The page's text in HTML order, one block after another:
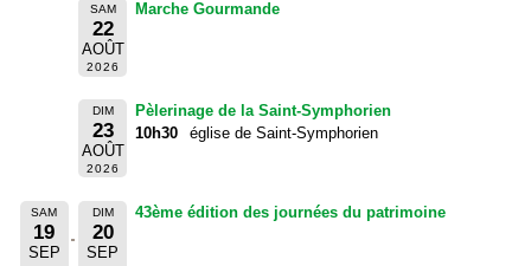
SAM
22
AOÛT
2026
Marche Gourmande
DIM
23
AOÛT
2026
Pèlerinage de la Saint-Symphorien
10h30
église de Saint-Symphorien
SAM
19
SEP
DIM
20
SEP
43ème édition des journées du patrimoine